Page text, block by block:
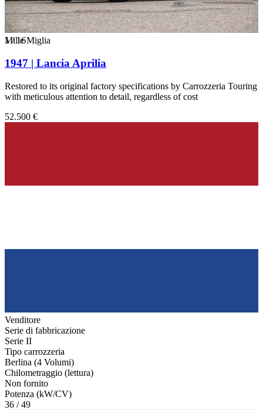
1/16
Mille Miglia
1947 | Lancia Aprilia
Restored to its original factory specifications by Carrozzeria Touring
with meticulous attention to detail, regardless of cost
52.500 €
Venditore
Serie di fabbricazione
Serie II
Tipo carrozzeria
Berlina (4 Volumi)
Chilometraggio (lettura)
Non fornito
Potenza (kW/CV)
36 / 49